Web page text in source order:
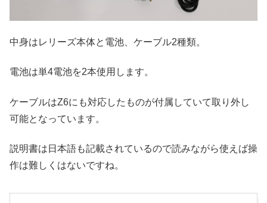
中身はレリーズ本体と電池、ケーブル2種類。
電池は単4電池を2本使用します。
ケーブルはZ6にも対応したものが付属していて取り外し
可能となっています。
説明書は日本語も記載されているので読みながら使えば操
作は難しくはないですね。